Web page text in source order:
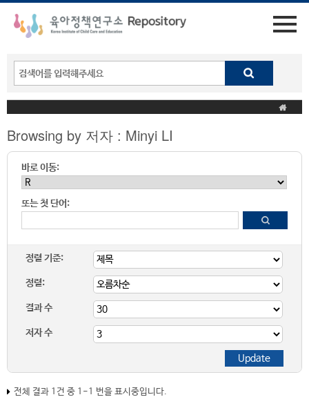
Browsing by 저자 : Minyi LI
바로 이동:
또는 첫 단어:
정렬 기준:
정렬:
결과 수
저자 수
전체 결과 1건 중 1-1 번을 표시중입니다.